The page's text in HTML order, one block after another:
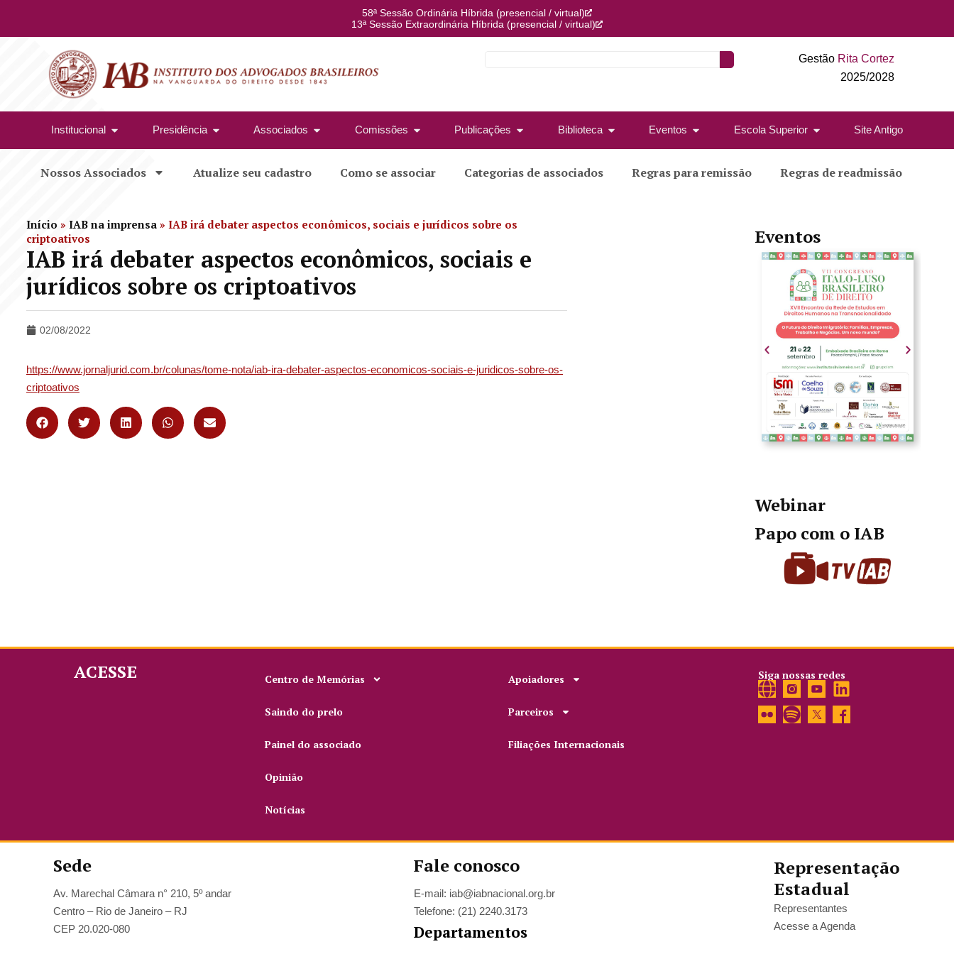
58ª Sessão Ordinária Híbrida (presencial / virtual)
13ª Sessão Extraordinária Híbrida (presencial / virtual)
Gestão Rita Cortez
2025/2028
Institucional Presidência Associados Comissões Publicações Biblioteca Eventos Escola Superior Site Antigo
Nossos Associados Atualize seu cadastro Como se associar Categorias de associados Regras para remissão Regras de readmissão
Início » IAB na imprensa » IAB irá debater aspectos econômicos, sociais e jurídicos sobre os
criptoativos
IAB irá debater aspectos econômicos, sociais e
jurídicos sobre os criptoativos
02/08/2022
https://www.jornaljurid.com.br/colunas/tome-nota/iab-ira-debater-aspectos-economicos-sociais-e-juridicos-sobre-os-
criptoativos
Eventos
Webinar
Papo com o IAB
ACESSE Centro de Memórias
Saindo do prelo
Painel do associado
Opinião
Notícias
Apoiadores
Parceiros
Filiações Internacionais
Siga nossas redes
Sede
Av. Marechal Câmara n° 210, 5º andar
Centro – Rio de Janeiro – RJ
CEP 20.020-080
Fale conosco
E-mail: iab@iabnacional.org.br
Telefone: (21) 2240.3173
Departamentos
Representação
Estadual
Representantes
Acesse a Agenda